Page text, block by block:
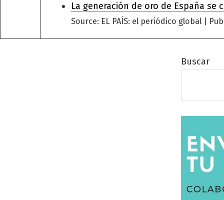
La generación de oro de España
Source: EL PAÍS: el periódico global
Buscar